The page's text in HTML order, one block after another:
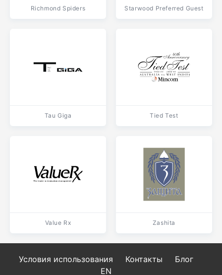
Richmond Spiders Starwood Preferred Guest
Tau Giga Tied Test
Value Rx Zashita
Условия использования Контакты
Блог
EN